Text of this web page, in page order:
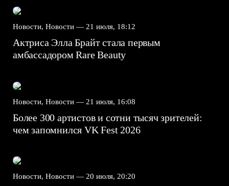
Новости, Новости — 21 июля, 18:12
Актриса Элла Брайт стала первым
амбассадором Rare Beauty
Новости, Новости — 21 июля, 16:08
Более 300 артистов и сотни тысяч зрителей:
чем запомнился VK Fest 2026
Новости, Новости — 20 июля, 20:20